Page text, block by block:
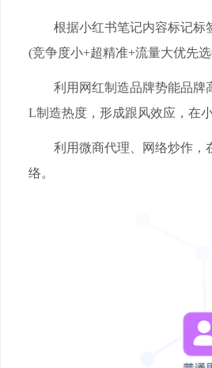
根据小红书笔记内容标记标签
(竞争度小+超精准+流量大优先选
利用网红制造品牌势能品牌高
L制造热度，形成跟风效应，在
利用微商代理、网络炒作，在
络。